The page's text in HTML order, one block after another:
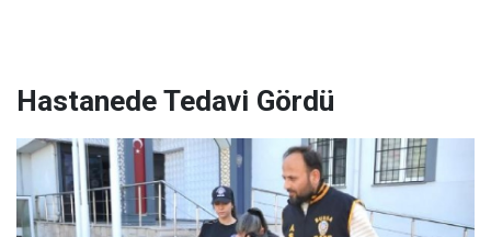
Hastanede Tedavi Gördü